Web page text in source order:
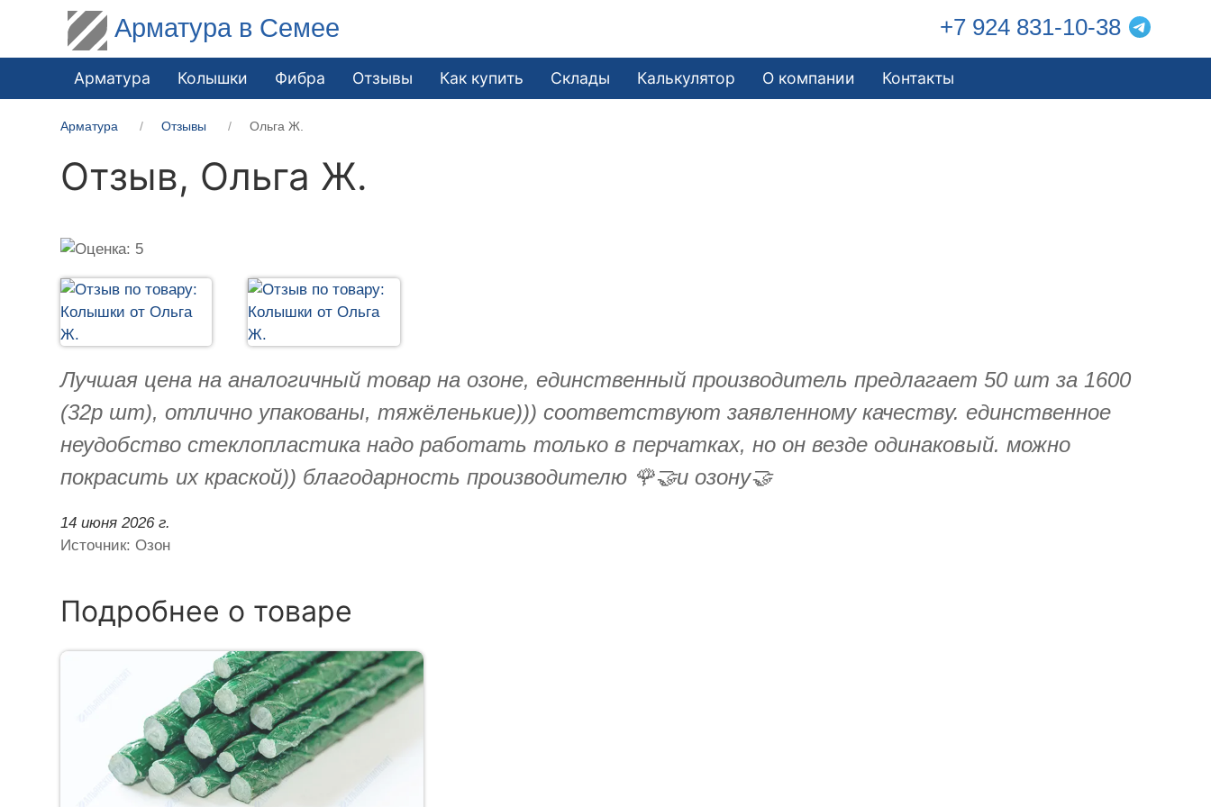
Арматура в Семее +7 924 831-10-38
Арматура Колышки Фибра Отзывы Как купить Склады Калькулятор О компании Контакты
Арматура Отзывы Ольга Ж.
Отзыв, Ольга Ж.
Лучшая цена на аналогичный товар на озоне, единственный производитель предлагает 50 шт за 1600
(32р шт), отлично упакованы, тяжёленькие))) соответствуют заявленному качеству. единственное
неудобство стеклопластика надо работать только в перчатках, но он везде одинаковый. можно
покрасить их краской)) благодарность производителю 🌹🤝и озону🤝
14 июня 2026 г.
Источник: Озон
Подробнее о товаре